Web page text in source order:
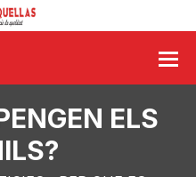
ELS